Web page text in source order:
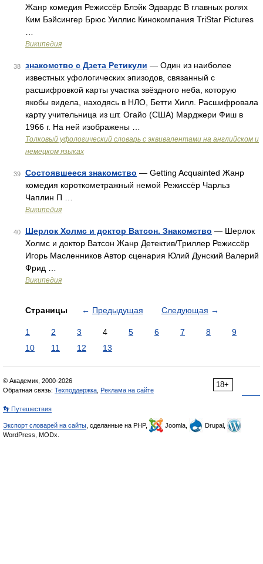
Жанр комедия Режиссёр Блэйк Эдвардс В главных ролях
Ким Бэйсингер Брюс Уиллис Кинокомпания TriStar Pictures
Википедия
38 знакомство с Дзета Ретикули — Один из наиболее
известных уфологических эпизодов, связанный с
расшифровкой карты участка звёздного неба, которую
якобы видела, находясь в НЛО, Бетти Хилл. Расшифровала
карту учительница из шт. Огайо (США) Марджери Фиш в
1966 г. На ней изображены …
Толковый уфологический словарь с эквивалентами на английском и
немецком языках
39 Состоявшееся знакомство — Getting Acquainted Жанр
комедия короткометражный немой Режиссёр Чарльз
Чаплин П …
Википедия
40 Шерлок Холмс и доктор Ватсон. Знакомство — Шерлок
Холмс и доктор Ватсон Жанр Детектив/Триллер Режиссёр
Игорь Масленников Автор сценария Юлий Дунский Валерий
Фрид …
Википедия
Страницы ← Предыдущая Следующая →
1 2 3 4 5 6 7 8
9
10
11 12 13
18+
© Академик, 2000-2026
Обратная связь: Техподдержка Реклама на сайте
👣 Путешествия
Экспорт словарей на сайты , сделанные на PHP, Joomla,
Drupal,
WordPress, MODx.